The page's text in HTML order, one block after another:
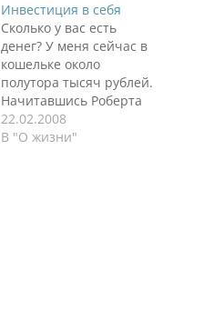
Инвестиция в себя
Сколько у вас есть
денег? У меня сейчас в
кошельке около
полутора тысяч рублей.
Начитавшись Роберта
Киосаки в голове
крутиться мысль: куда
22.02.2008
В "О жизни"